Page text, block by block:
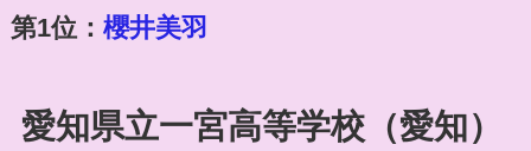
第1位： 櫻井美羽
愛知県立一宮高等学校（愛知）